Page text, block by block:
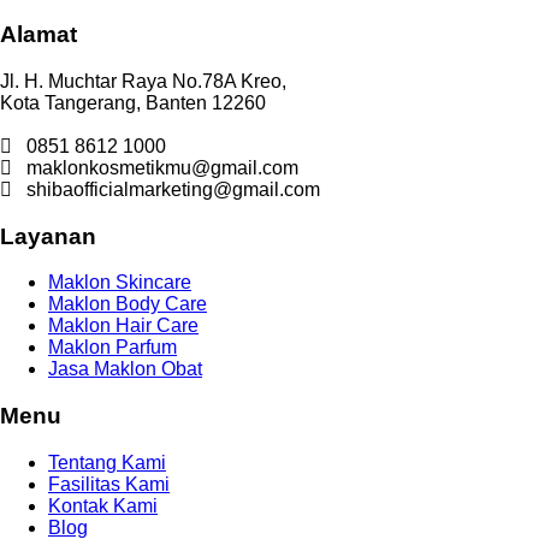
Alamat
Jl. H. Muchtar Raya No.78A Kreo,
Kota Tangerang, Banten 12260
0851 8612 1000
maklonkosmetikmu@gmail.com
shibaofficialmarketing@gmail.com
Layanan
Maklon Skincare
Maklon Body Care
Maklon Hair Care
Maklon Parfum
Jasa Maklon Obat
Menu
Tentang Kami
Fasilitas Kami
Kontak Kami
Blog